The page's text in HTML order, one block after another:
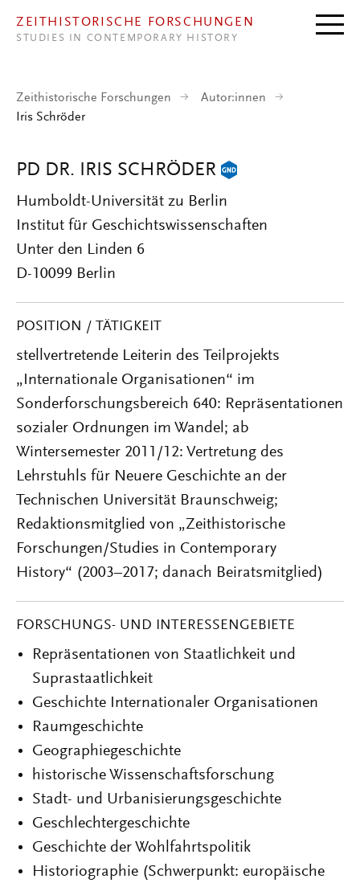
ZEITHISTORISCHE FORSCHUNGEN
STUDIES IN CONTEMPORARY HISTORY
Zeithistorische Forschungen
Autor:innen
Iris Schröder
PD DR. IRIS SCHRÖDER
Humboldt-Universität zu Berlin
Institut für Geschichtswissenschaften
Unter den Linden 6
D-10099 Berlin
POSITION / TÄTIGKEIT
stellvertretende Leiterin des Teilprojekts
„Internationale Organisationen“ im
Sonderforschungsbereich 640: Repräsentationen
sozialer Ordnungen im Wandel; ab
Wintersemester 2011/12: Vertretung des
Lehrstuhls für Neuere Geschichte an der
Technischen Universität Braunschweig;
Redaktionsmitglied von „Zeithistorische
Forschungen/Studies in Contemporary
History“ (2003–2017; danach Beiratsmitglied)
FORSCHUNGS- UND INTERESSENGEBIETE
Repräsentationen von Staatlichkeit und
Suprastaatlichkeit
Geschichte Internationaler Organisationen
Raumgeschichte
Geographiegeschichte
historische Wissenschaftsforschung
Stadt- und Urbanisierungsgeschichte
Geschlechtergeschichte
Geschichte der Wohlfahrtspolitik
Historiographie (Schwerpunkt: europäische